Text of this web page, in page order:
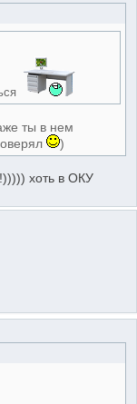
ты в нем
)
хоть в ОКУ